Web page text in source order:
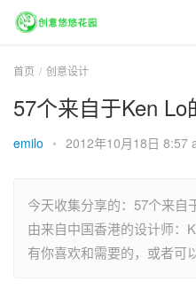
首页 创意设计
57个来自于Ken
emilo • 2012年10月18日 8:57
今天收集分享的：57个来自
由来自中国香港的设计师：
有你喜欢和需要的，或者可